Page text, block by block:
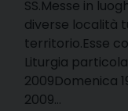
SS.Messe in
diverse località
territorio.Esse
Liturgia
2009Domenica
2009…